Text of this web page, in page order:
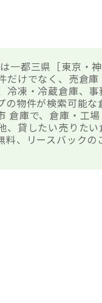
一都三県［東京・
だけでなく、売倉
凍・冷蔵倉庫、事
物件が検索可能な
倉庫で、倉庫・工
、貸したい売りた
、リースバックの